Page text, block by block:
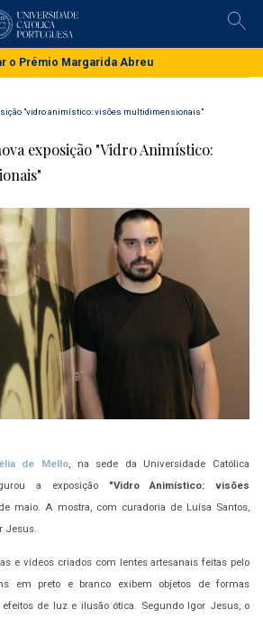
Skip
content
o Prémio Margarida Abreu
"vidro animístico: visões multidimensionais"
exposição "Vidro Animístico:
de Mello, na sede da Universidade Católica
a exposição
"Vidro Animístico: visões
maio. A mostra, com curadoria de Luísa Santos,
Jesus.
e vídeos criados com lentes artesanais feitas pelo
em preto e branco exibem objetos de formas
de luz e ilusão ótica. Segundo Igor Jesus, o